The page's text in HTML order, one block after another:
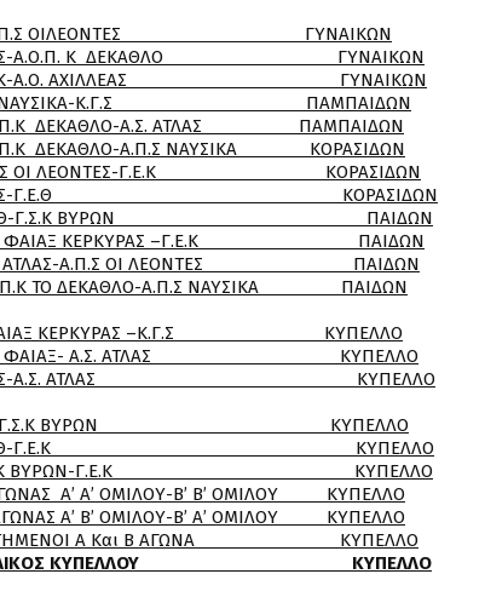
Α.Π.Σ ΟΙΛΕΟΝΤΕΣ ΓΥΝΑΙΚΩΝ
ΔΕΚΑΘΛΟ ΓΥΝΑΙΚΩΝ
ΓΥΝΑΙΚΩΝ
Κ.Γ.Σ ΠΑΜΠΑΙΔΩΝ
ΑΤΛΑΣ ΠΑΜΠΑΙΔΩΝ
ΝΑΥΣΙΚΑ ΚΟΡΑΣΙΔΩΝ
Γ.Ε.Κ ΚΟΡΑΣΙΔΩΝ
ΚΟΡΑΣΙΔΩΝ
ΒΥΡΩΝ ΠΑΙΔΩΝ
–Γ.Ε.Κ ΠΑΙΔΩΝ
ΟΙ ΛΕΟΝΤΕΣ ΠΑΙΔΩΝ
Α.Π.Σ ΝΑΥΣΙΚΑ ΠΑΙΔΩΝ
ΚΕΡΚΥΡΑΣ –Κ.Γ.Σ ΚΥΠΕΛΛΟ
ΑΤΛΑΣ ΚΥΠΕΛΛΟ
ΑΤΛΑΣ ΚΥΠΕΛΛΟ
Γ.Σ.Κ ΒΥΡΩΝ ΚΥΠΕΛΛΟ
ΚΥΠΕΛΛΟ
Γ.Ε.Κ ΚΥΠΕΛΛΟ
Β’ Β’ ΟΜΙΛΟΥ ΚΥΠΕΛΛΟ
Β’ Α’ ΟΜΙΛΟΥ ΚΥΠΕΛΛΟ
Β ΑΓΩΝΑ ΚΥΠΕΛΛΟ
ΚΥΠΕΛΛΟΥ ΚΥΠΕΛΛΟ